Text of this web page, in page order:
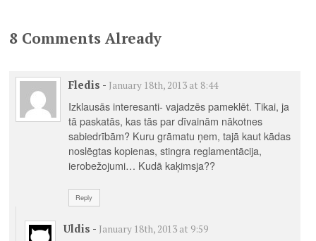
8 Comments Already
Fledis - January 18th, 2013 at 8:44
Izklausās interesanti- vajadzēs pameklēt. Tikai, ja
tā paskatās, kas tās par dīvainām nākotnes
sabiedrībām? Kuru grāmatu ņem, tajā kaut kādas
noslēgtas kopienas, stingra reglamentācija,
ierobežojumi… Kudā kaķimsja??
Reply
Uldis - January 18th, 2013 at 9:59